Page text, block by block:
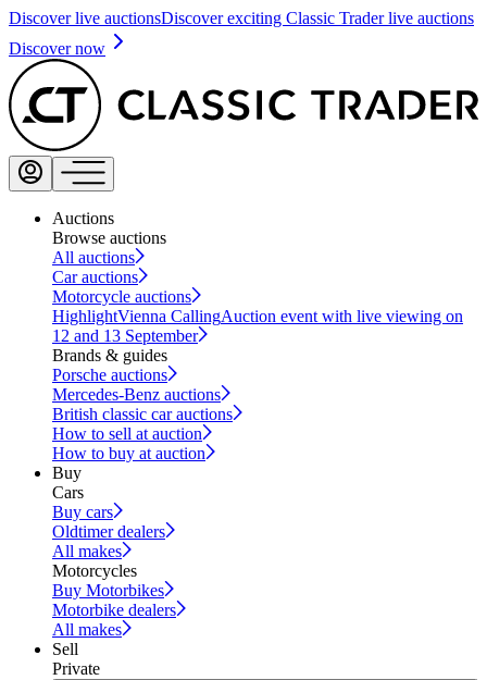
Discover live auctionsDiscover exciting Classic Trader live auctions
Discover now
Auctions
Browse auctions
All auctions
Car auctions
Motorcycle auctions
HighlightVienna CallingAuction event with live viewing on
12 and 13 September
Brands & guides
Porsche auctions
Mercedes-Benz auctions
British classic car auctions
How to sell at auction
How to buy at auction
Buy
Cars
Buy cars
Oldtimer dealers
All makes
Motorcycles
Buy Motorbikes
Motorbike dealers
All makes
Sell
Private